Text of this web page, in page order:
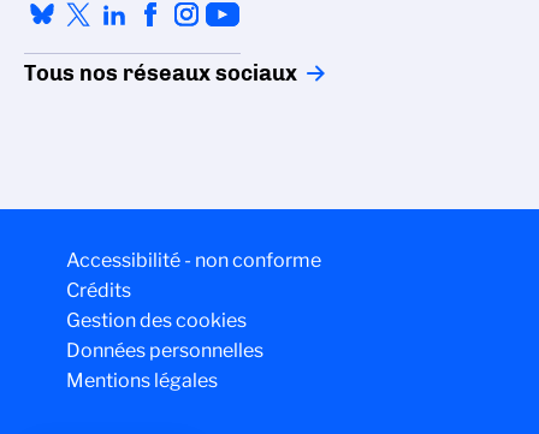
Tous nos réseaux sociaux
Accessibilité - non conforme
Crédits
Gestion des cookies
Données personnelles
Mentions légales